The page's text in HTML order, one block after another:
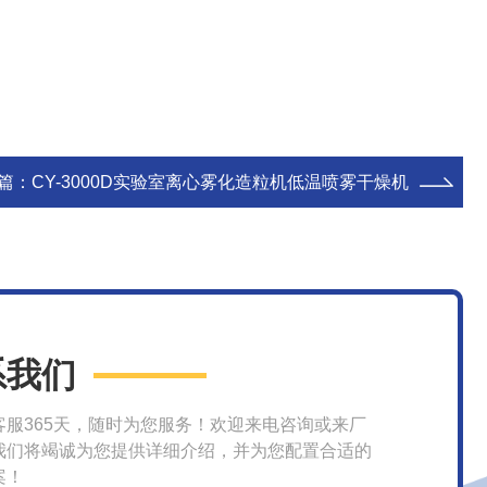
： CY-3000D实验室离心雾化造粒机低温喷雾干燥机
们
服365天，随时为您服务！欢迎来电咨询或来厂
们将竭诚为您提供详细介绍，并为您配置合适的